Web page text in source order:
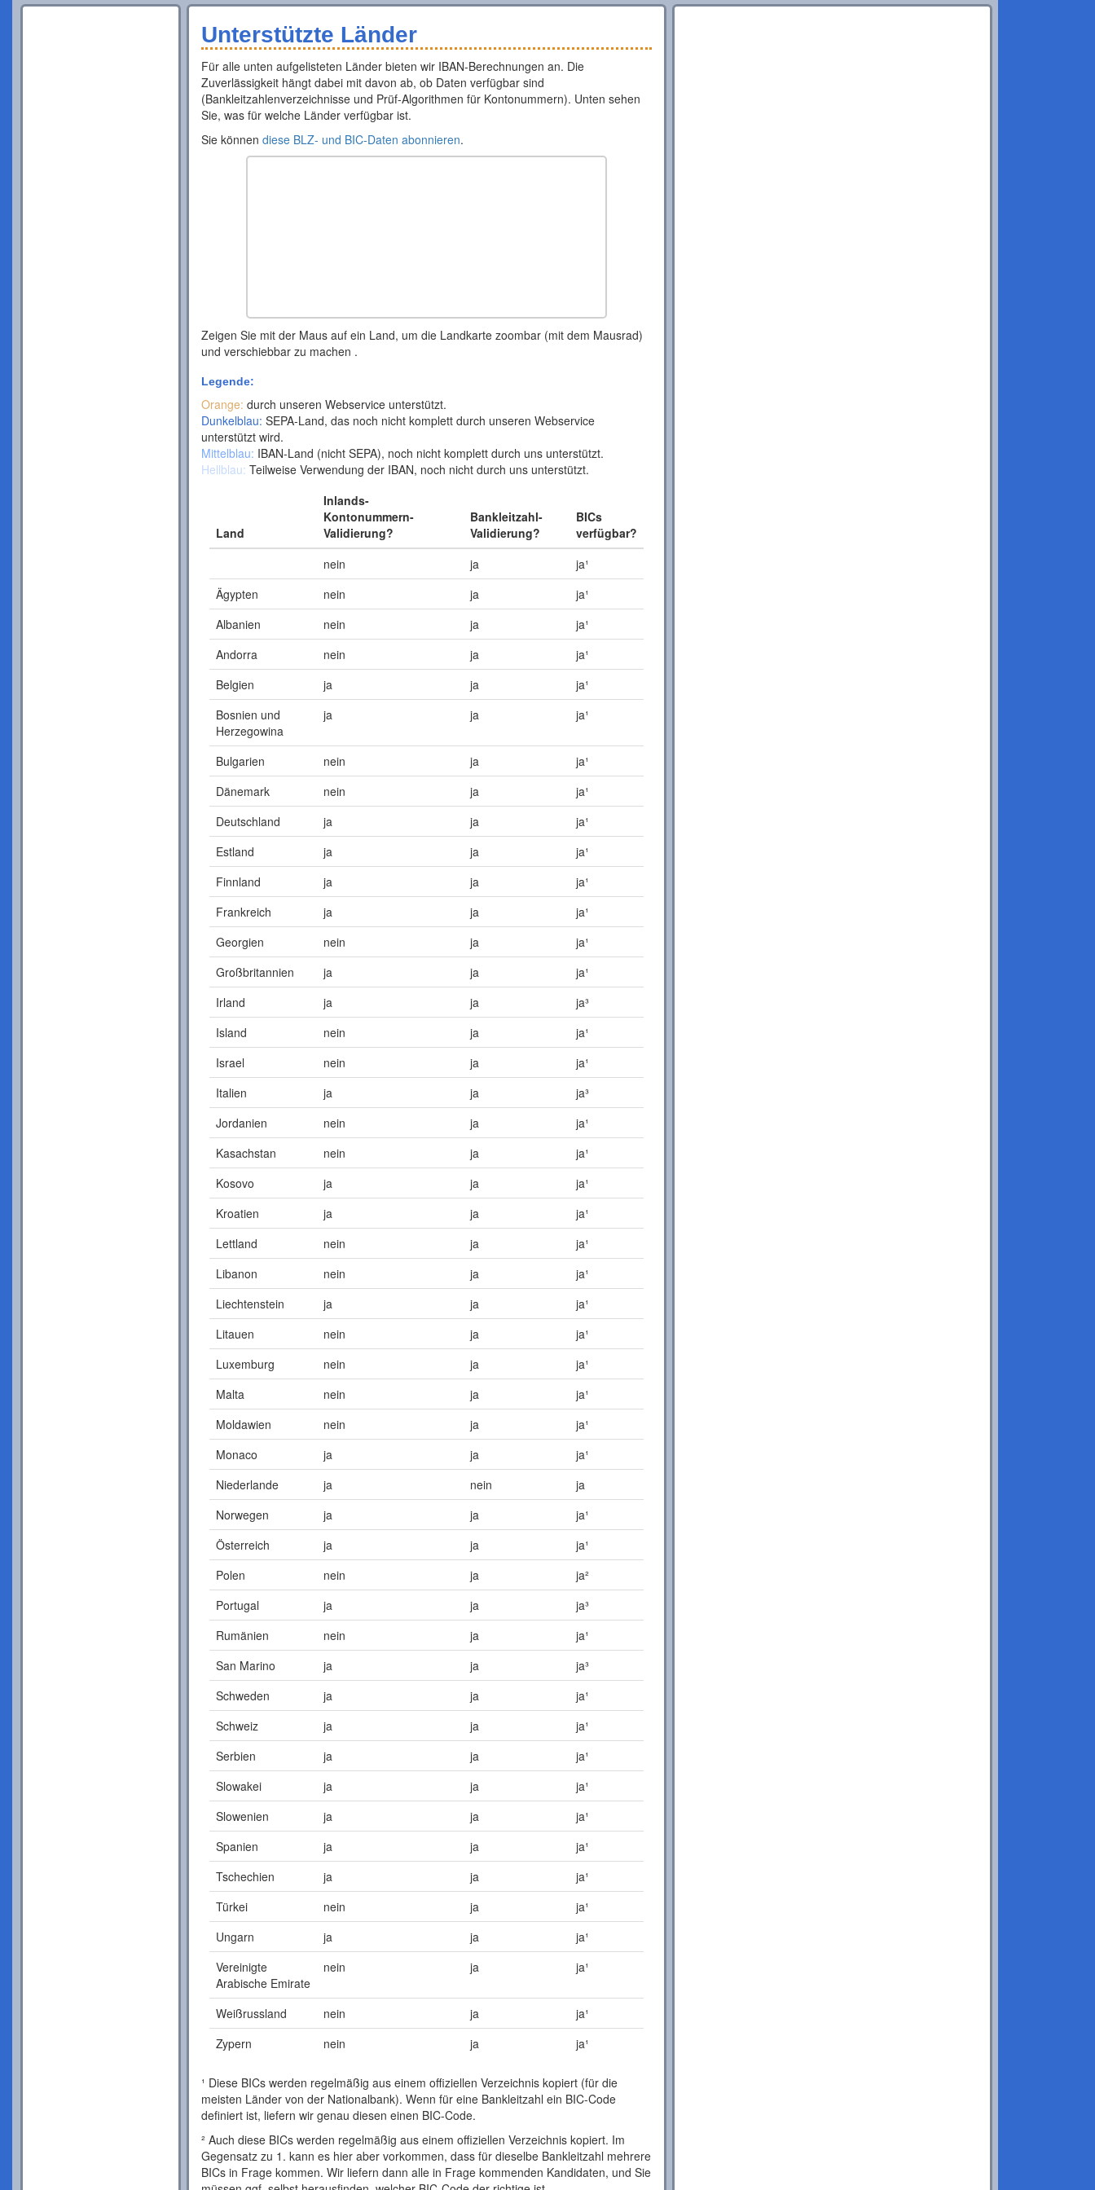
Unterstützte Länder
Für alle unten aufgelisteten Länder bieten wir IBAN-Berechnungen an. Die
Zuverlässigkeit hängt dabei mit davon ab, ob Daten verfügbar sind
(Bankleitzahlenverzeichnisse und Prüf-Algorithmen für Kontonummern). Unten sehen
Sie, was für welche Länder verfügbar ist.
Sie können diese BLZ- und BIC-Daten abonnieren.
Zeigen Sie mit der Maus auf ein Land, um die Landkarte zoombar (mit dem Mausrad)
und verschiebbar zu machen .
Legende:
Orange: durch unseren Webservice unterstützt.
Dunkelblau: SEPA-Land, das noch nicht komplett durch unseren Webservice
unterstützt wird.
Mittelblau: IBAN-Land (nicht SEPA), noch nicht komplett durch uns unterstützt.
Hellblau: Teilweise Verwendung der IBAN, noch nicht durch uns unterstützt.
Land
Inlands-
Kontonummern-
Validierung?
Bankleitzahl-
Validierung?
BICs
verfügbar?
nein
ja
ja¹
Ägypten
nein ja
ja¹
Albanien
nein ja
ja¹
Andorra
nein ja
ja¹
Belgien
ja ja
ja¹
Bosnien und
Herzegowina
ja ja ja¹
Bulgarien nein ja
ja¹
Dänemark
nein ja
ja¹
Deutschland
ja ja
ja¹
Estland
ja ja
ja¹
Finnland
ja ja
ja¹
Frankreich
ja ja
ja¹
Georgien
nein ja
ja¹
Großbritannien
ja ja
ja¹
Irland
ja ja
ja³
Island
nein ja
ja¹
Israel
nein ja
ja¹
Italien
ja ja
ja³
Jordanien
nein ja
ja¹
Kasachstan
nein ja
ja¹
Kosovo
ja ja
ja¹
Kroatien
ja ja
ja¹
Lettland
nein ja
ja¹
Libanon
nein ja
ja¹
Liechtenstein
ja ja
ja¹
Litauen
nein ja
ja¹
Luxemburg
nein ja
ja¹
Malta
nein ja
ja¹
Moldawien
nein ja
ja¹
Monaco
ja ja
ja¹
Niederlande
ja nein
ja
Norwegen
ja ja
ja¹
Österreich
ja ja
ja¹
Polen
nein ja
ja²
Portugal
ja ja
ja³
Rumänien
nein ja
ja¹
San Marino
ja ja
ja³
Schweden
ja ja
ja¹
Schweiz
ja ja
ja¹
Serbien
ja ja
ja¹
Slowakei
ja ja
ja¹
Slowenien
ja ja
ja¹
Spanien
ja ja
ja¹
Tschechien
ja ja
ja¹
Türkei
nein ja
ja¹
Ungarn
ja ja
ja¹
Vereinigte
Arabische Emirate
nein ja ja¹
Weißrussland nein ja
ja¹
Zypern
nein ja ja¹
¹ Diese BICs werden regelmäßig aus einem offiziellen Verzeichnis kopiert (für die
meisten Länder von der Nationalbank). Wenn für eine Bankleitzahl ein BIC-Code
definiert ist, liefern wir genau diesen einen BIC-Code.
² Auch diese BICs werden regelmäßig aus einem offiziellen Verzeichnis kopiert. Im
Gegensatz zu 1. kann es hier aber vorkommen, dass für dieselbe Bankleitzahl mehrere
BICs in Frage kommen. Wir liefern dann alle in Frage kommenden Kandidaten, und Sie